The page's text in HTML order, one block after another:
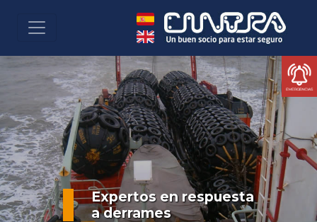
Expertos en respuesta
a derrames